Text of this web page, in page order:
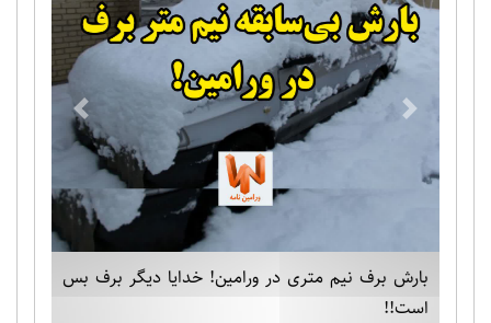
بارش برف نیم متری در ورامین! خدایا دیگر برف بس
است!!
Previous Next